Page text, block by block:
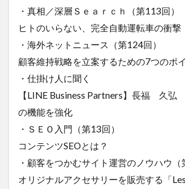
・真相／深層Ｓｅａｒｃｈ（第113回）
ヒトのいらない、完全自動運転車の衝撃
・海外ネットニュース（第124回）
顧客維持戦略を立案するための7つのポ
・仕掛け人に聞く
【LINE Business Partners】長福 久
の機能を強化
・ＳＥＯ入門（第13回）
コンテンツSEOとは？
・顧客をつかむサイト運営のノウハウ（
オリジナルアクセサリーを販売する「Les